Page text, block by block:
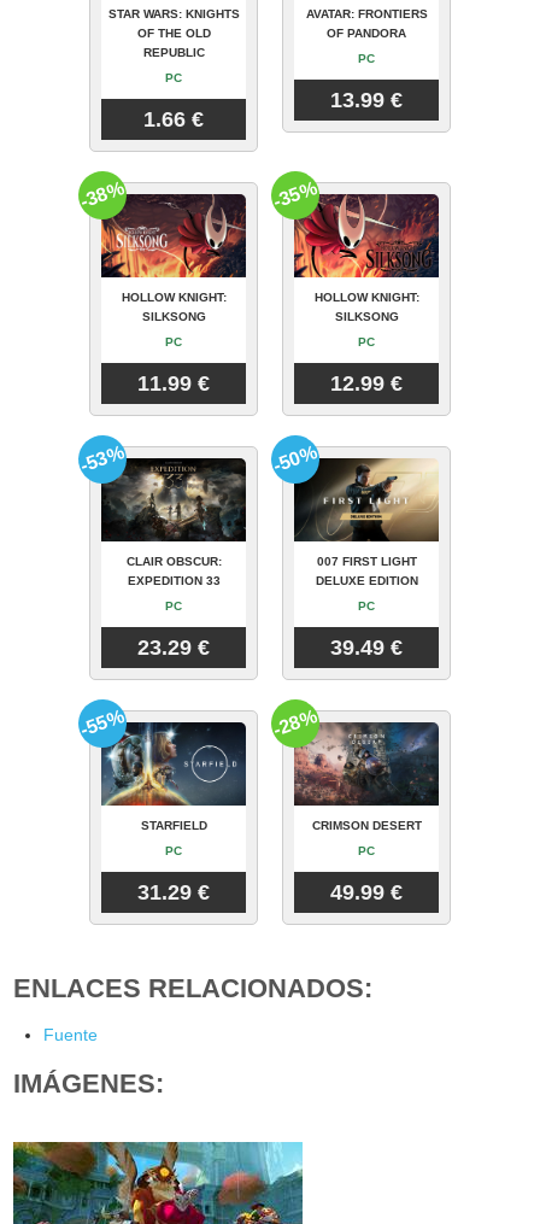
STAR WARS: KNIGHTS
OF THE OLD
REPUBLIC
PC
1.66 €
AVATAR: FRONTIERS
OF PANDORA
PC
13.99 €
HOLLOW KNIGHT:
SILKSONG
PC
11.99 €
-38%
HOLLOW KNIGHT:
SILKSONG
PC
12.99 €
-35%
CLAIR OBSCUR:
EXPEDITION 33
PC
23.29 €
-53%
007 FIRST LIGHT
DELUXE EDITION
PC
39.49 €
-50%
STARFIELD
PC
31.29 €
-55%
CRIMSON DESERT
PC
49.99 €
-28%
ENLACES RELACIONADOS:
Fuente
IMÁGENES: